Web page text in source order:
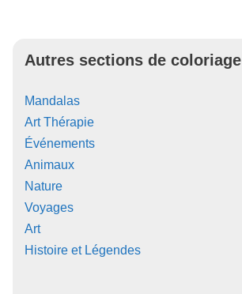
Autres sections de coloriage
Mandalas
Art Thérapie
Événements
Animaux
Nature
Voyages
Art
Histoire et Légendes